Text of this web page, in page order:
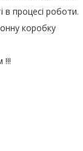
в процесі роботи.
коробку
!!!